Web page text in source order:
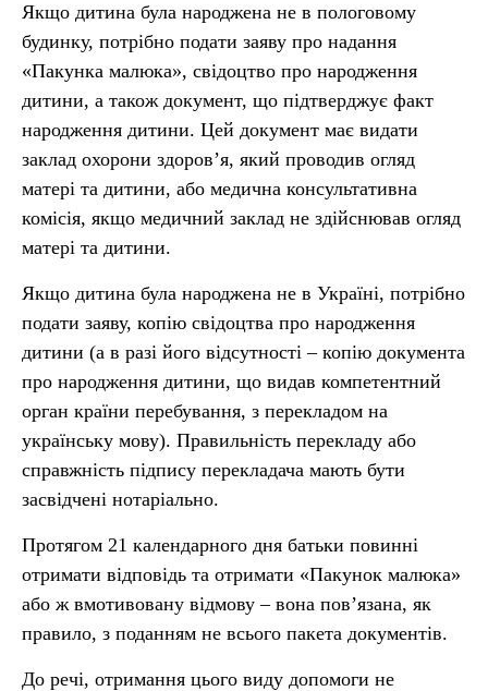
Якщо дитина була народжена не в пологовому
будинку, потрібно подати заяву про надання
«Пакунка малюка», свідоцтво про народження
дитини, а також документ, що підтверджує факт
народження дитини. Цей документ має видати
заклад охорони здоров’я, який проводив огляд
матері та дитини, aбo медична консультативна
комісія, якщо медичний заклад не здійснював огляд
матері та дитини.
Якщо дитина була народжена не в Україні, потрібно
подати заяву, копію свідоцтва про народження
дитини (а в разі його відсутності – копію документа
про народження дитини, що видав компетентний
орган країни перебування, з перекладом на
українську мову). Правильність перекладу або
справжність підпису перекладача мають бути
засвідчені нотаріально.
Протягом 21 календарного дня батьки повинні
отримати відповідь та отримати «Пакунок малюка»
або ж вмотивовану відмову – вона пов’язана, як
правило, з поданням не всього пакета документів.
До речі, отримання цього виду допомоги не